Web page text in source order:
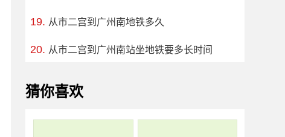
从市二宫到广州南地铁多久
从市二宫到广州南站坐地铁要多长时间
猜你喜欢